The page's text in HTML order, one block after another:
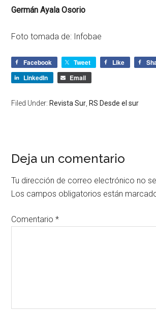
Germán Ayala Osorio
Foto tomada de: Infobae
Facebook Tweet Like
LinkedIn
Email
Filed Under: Revista Sur RS Desde el sur
Deja un comentario
Tu dirección de correo electrónico no
Los campos obligatorios están
Comentario*